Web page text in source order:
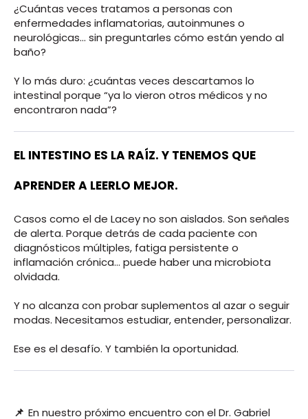
¿Cuántas veces tratamos a personas con
enfermedades inflamatorias, autoinmunes o
neurológicas... sin preguntarles cómo están yendo al
baño?
Y lo más duro: ¿cuántas veces descartamos lo
intestinal porque “ya lo vieron otros médicos y no
encontraron nada”?
EL INTESTINO ES LA RAÍZ. Y TENEMOS QUE
APRENDER A LEERLO MEJOR.
Casos como el de Lacey no son aislados. Son señales
de alerta. Porque detrás de cada paciente con
diagnósticos múltiples, fatiga persistente o
inflamación crónica… puede haber una microbiota
olvidada.
Y no alcanza con probar suplementos al azar o seguir
modas. Necesitamos estudiar, entender, personalizar.
Ese es el desafío. Y también la oportunidad.
📌 En nuestro próximo encuentro con el Dr. Gabriel